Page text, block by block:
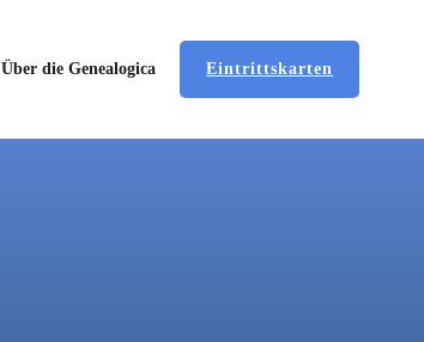
Über die Genealogica Eintrittskarten